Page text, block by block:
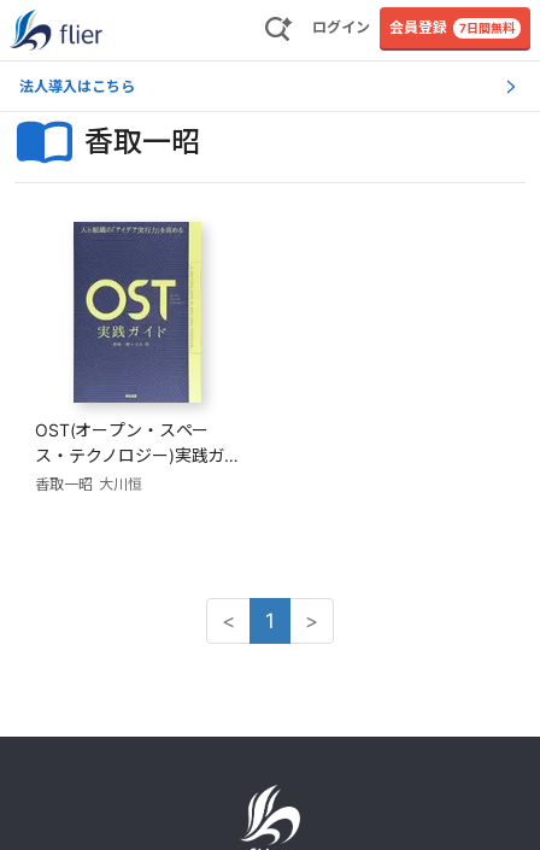
ログイン 会員登録 7日間無料
法人導入はこちら
香取一昭
OST(オープン・スペー
ス・テクノロジー)実践ガ
イド
香取一昭 大川恒
< 1 >